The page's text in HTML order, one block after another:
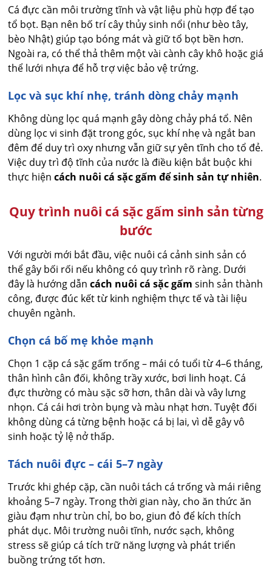
Cá đực cần môi trường tĩnh và vật liệu phù hợp để tạo
tổ bọt. Bạn nên bố trí cây thủy sinh nổi (như bèo tây,
bèo Nhật) giúp tạo bóng mát và giữ tổ bọt bền hơn.
Ngoài ra, có thể thả thêm một vài cành cây khô hoặc giá
thể lưới nhựa để hỗ trợ việc bảo vệ trứng.
Lọc và sục khí nhẹ, tránh dòng chảy mạnh
Không dùng lọc quá mạnh gây dòng chảy phá tổ. Nên
dùng lọc vi sinh đặt trong góc, sục khí nhẹ và ngắt ban
đêm để duy trì oxy nhưng vẫn giữ sự yên tĩnh cho tổ đẻ.
Việc duy trì độ tĩnh của nước là điều kiện bắt buộc khi
thực hiệncách nuôi cá sặc gấm để sinh sản tự nhiên.
Quy trình nuôi cá sặc gấm sinh sản từng
bước
Với người mới bắt đầu, việc nuôi cá cảnh sinh sản có
thể gây bối rối nếu không có quy trình rõ ràng. Dưới
đây là hướng dẫncách nuôi cá sặc gấm sinh sản thành
công, được đúc kết từ kinh nghiệm thực tế và tài liệu
chuyên ngành.
Chọn cá bố mẹ khỏe mạnh
Chọn 1 cặp cá sặc gấm trống – mái có tuổi từ 4–6 tháng,
thân hình cân đối, không trầy xước, bơi linh hoạt. Cá
đực thường có màu sặc sỡ hơn, thân dài và vây lưng
nhọn. Cá cái hơi tròn bụng và màu nhạt hơn. Tuyệt đối
không dùng cá từng bệnh hoặc cá bị lai, vì dễ gây vô
sinh hoặc tỷ lệ nở thấp.
Tách nuôi đực – cái 5–7 ngày
Trước khi ghép cặp, cần nuôi tách cá trống và mái riêng
khoảng 5–7 ngày. Trong thời gian này, cho ăn thức ăn
giàu đạm như trùn chỉ, bo bo, giun đỏ để kích thích
phát dục. Môi trường nuôi tĩnh, nước sạch, không
stress sẽ giúp cá tích trữ năng lượng và phát triển
buồng trứng tốt hơn.